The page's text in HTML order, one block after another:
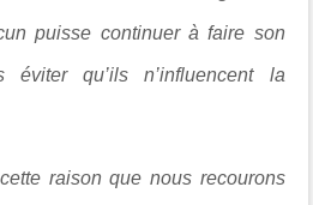
puisse continuer à faire son
éviter qu’ils n’influencent la
raison que nous recourons